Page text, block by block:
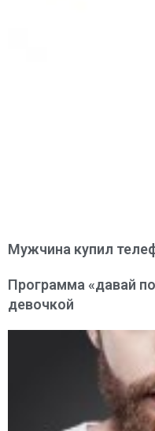
Мужчина купил
Программа «давай
девочкой